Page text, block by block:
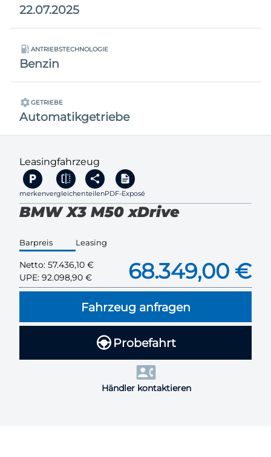
22.07.2025
ANTRIEBSTECHNOLOGIE
Benzin
GETRIEBE
Automatikgetriebe
Leasingfahrzeug
merkenvergleichenteilenPDF-Exposé
BMW X3 M50 xDrive
Barpreis Leasing
Netto: 57.436,10 €
UPE: 92.098,90 € 68.349,00 €
Fahrzeug anfragen
Probefahrt
Händler kontaktieren